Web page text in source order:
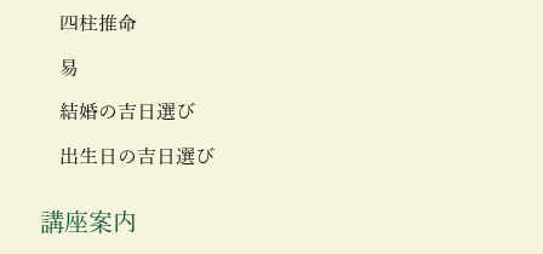
四柱推命
易
結婚の吉日選び
出生日の吉日選び
講座案内